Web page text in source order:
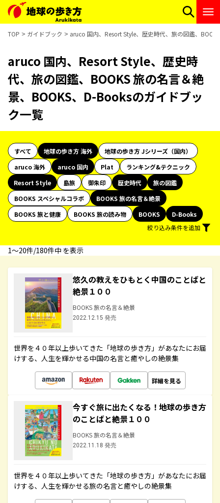
TOP ガイドブック aruco 国内、Resort Style、歴史時代、旅の図鑑、
aruco 国内、Resort Style、歴史時
代、旅の図鑑、BOOKS 旅の名言＆絶
景、BOOKS、D-Booksのガイドブッ
ク一覧
すべて 地球の歩き方 海外
地球の歩き方 Jシリーズ（国内）
aruco 海外
aruco 国内 Plat
ランキング&テクニック
Resort Style
島旅 御朱印 歴史時代
旅の図鑑
BOOKS スペシャルコラボ
BOOKS 旅の名言＆絶景
BOOKS 旅と健康
BOOKS 旅の読み物 BOOKS
D-Books
絞り込み条件を追加
1〜20件/180件中 を表示
悠久の教えをひもとく中国のことばと
絶景１００
BOOKS 旅の名言＆絶景
2022.12.15 発売
世界を４０年以上歩いてきた「地球の歩き方」があなたにお届
けする、人生を輝かせる中国の名言と癒やしの絶景集
詳細を見る
今すぐ旅に出たくなる！地球の歩き方
のことばと絶景１００
BOOKS 旅の名言＆絶景
2022.11.18 発売
世界を４０年以上歩いてきた「地球の歩き方」があなたにお届
けする、人生を輝かせる旅の名言と癒やしの絶景集